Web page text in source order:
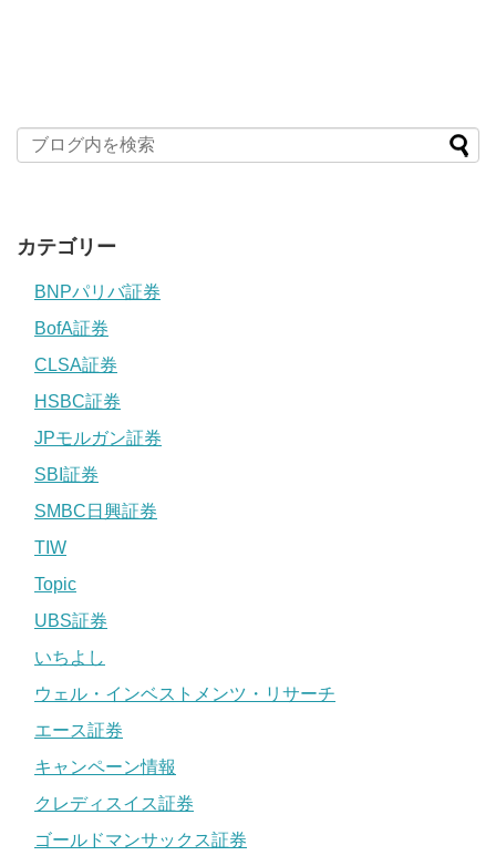
カテゴリー
BNPパリバ証券
BofA証券
CLSA証券
HSBC証券
JPモルガン証券
SBI証券
SMBC日興証券
TIW
Topic
UBS証券
いちよし
ウェル・インベストメンツ・リサーチ
エース証券
キャンペーン情報
クレディスイス証券
ゴールドマンサックス証券